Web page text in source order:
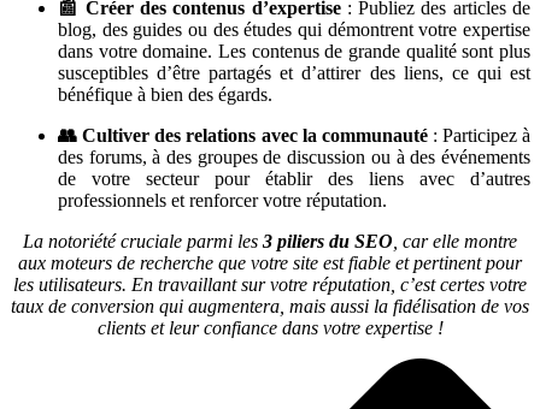
📰 Créer des contenus d’expertise: Publiez des articles de
blog, des guides ou des études qui démontrent votre expertise
dans votre domaine. Les contenus de grande qualité sont plus
susceptibles d’être partagés et d’attirer des liens, ce qui est
bénéfique à bien des égards.
👥 Cultiver des relations avec la communauté: Participez à
des forums, à des groupes de discussion ou à des événements
de votre secteur pour établir des liens avec d’autres
professionnels et renforcer votre réputation.
La notoriété cruciale parmi les 3 piliers du SEO , car elle montre
aux moteurs de recherche que votre site est fiable et pertinent pour
les utilisateurs. En travaillant sur votre réputation, c’est certes votre
taux de conversion qui augmentera, mais aussi la fidélisation de vos
clients et leur confiance dans votre expertise !